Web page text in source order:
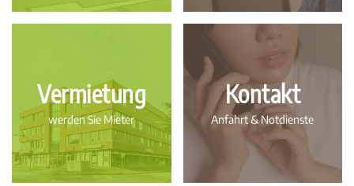
Vermietung
werden Sie Mieter
Kontakt
Anfahrt & Notdienste